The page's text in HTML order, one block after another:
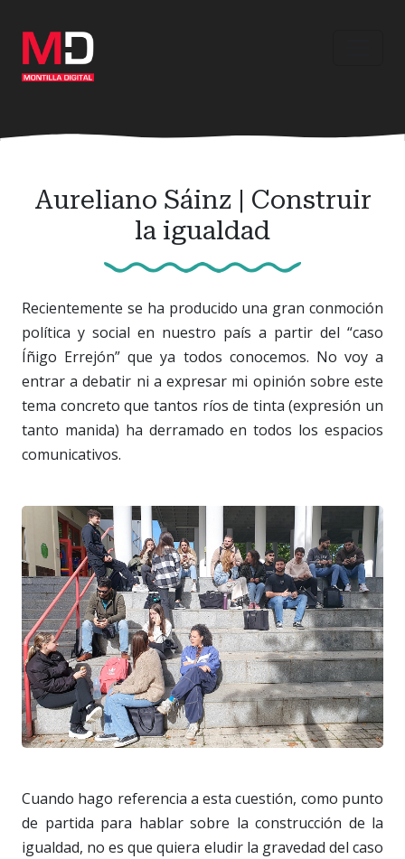
contenido
principal
Aureliano Sáinz | Construir
la igualdad
Recientemente se ha producido una gran conmoción
política y social en nuestro país a partir del “caso
Íñigo Errejón” que ya todos conocemos. No voy a
entrar a debatir ni a expresar mi opinión sobre este
tema concreto que tantos ríos de tinta (expresión un
tanto manida) ha derramado en todos los espacios
comunicativos.
Cuando hago referencia a esta cuestión, como punto
de partida para hablar sobre la construcción de la
igualdad, no es que quiera eludir la gravedad del caso